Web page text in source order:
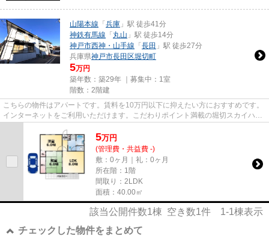
山陽本線 「 兵庫 」駅 徒歩41分
神鉄有馬線 「 丸山 」駅 徒歩14分
神戸市西神・山手線 「 長田 」駅 徒歩27分
兵庫県神戸市長田区堀切町
5万円
築年数：築29年 ｜募集中： 1室
階数：2階建
こちらの物件はアパートです。賃料を10万円以下に抑えたい方におすすめです。
インターネットをご利用いただけます。こだわりポイント満載の堀切スカイハイ
5万円
(管理費・共益費 -)
敷：0ヶ月｜礼：0ヶ月
所在階：1階
間取り：2LDK
面積：40.00㎡
該当公開件数1棟 空き数1件 1-1棟表示
チェックした物件をまとめて